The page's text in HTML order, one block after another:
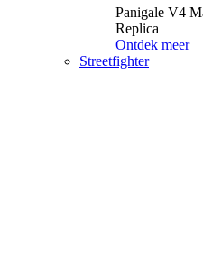
Panigale V4
Replica
Ontdek meer
Streetfighter